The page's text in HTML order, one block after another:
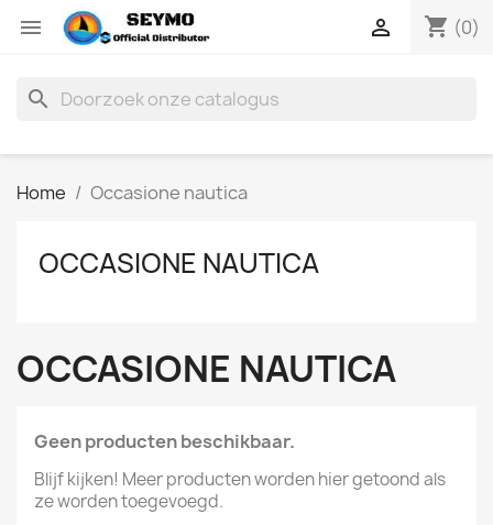
 shopping_cart (0)

search
Home Occasione nautica
OCCASIONE NAUTICA
OCCASIONE NAUTICA
Geen producten beschikbaar.
Blijf kijken! Meer producten worden hier getoond als
ze worden toegevoegd.